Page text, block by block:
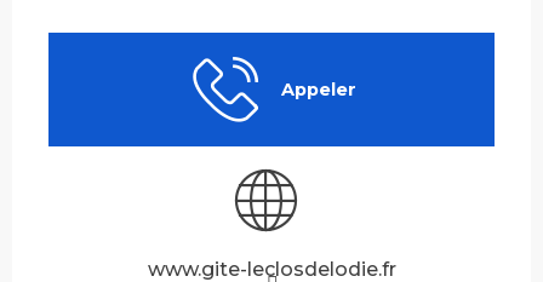
Appeler
www.gite-leclosdelodie.fr